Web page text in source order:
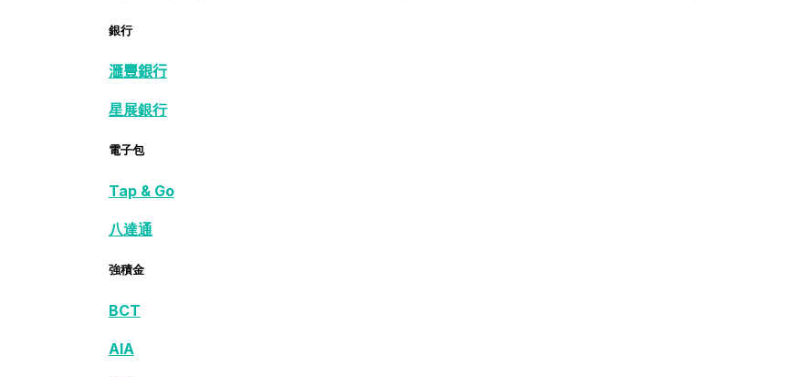
銀行
𣾀豐銀行
星展銀行
電子包
Tap & Go
八達通
強積金
BCT
AIA